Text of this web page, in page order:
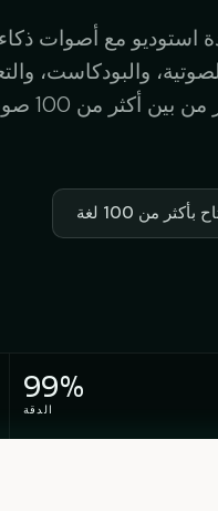
مع أصوات ذكاء
والبودكاست،
الإلكتروني، وتوفير الوصول
بأكثر من 100 لغة
99%
الدقة